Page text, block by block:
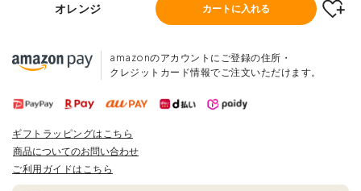
オレンジ カートに入れる
amazonのアカウントにご登録の住所・
クレジットカード情報でご注文いただけます。
ギフトラッピングはこちら
商品についてのお問い合わせ
ご利用ガイドはこちら